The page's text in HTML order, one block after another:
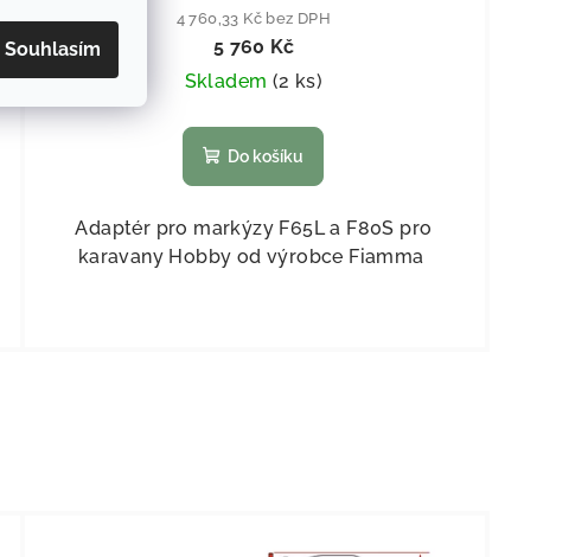
Souhlasím
4 760,33 Kč bez DPH
5 760 Kč
Skladem (2 ks)
Do košíku
Adaptér pro markýzy F65L a F80S pro
karavany Hobby od výrobce Fiamma